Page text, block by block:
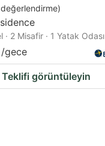
değerlendirme)
2 Misafir · 1 Yatak Odası
/gece
Teklifi görüntüleyin